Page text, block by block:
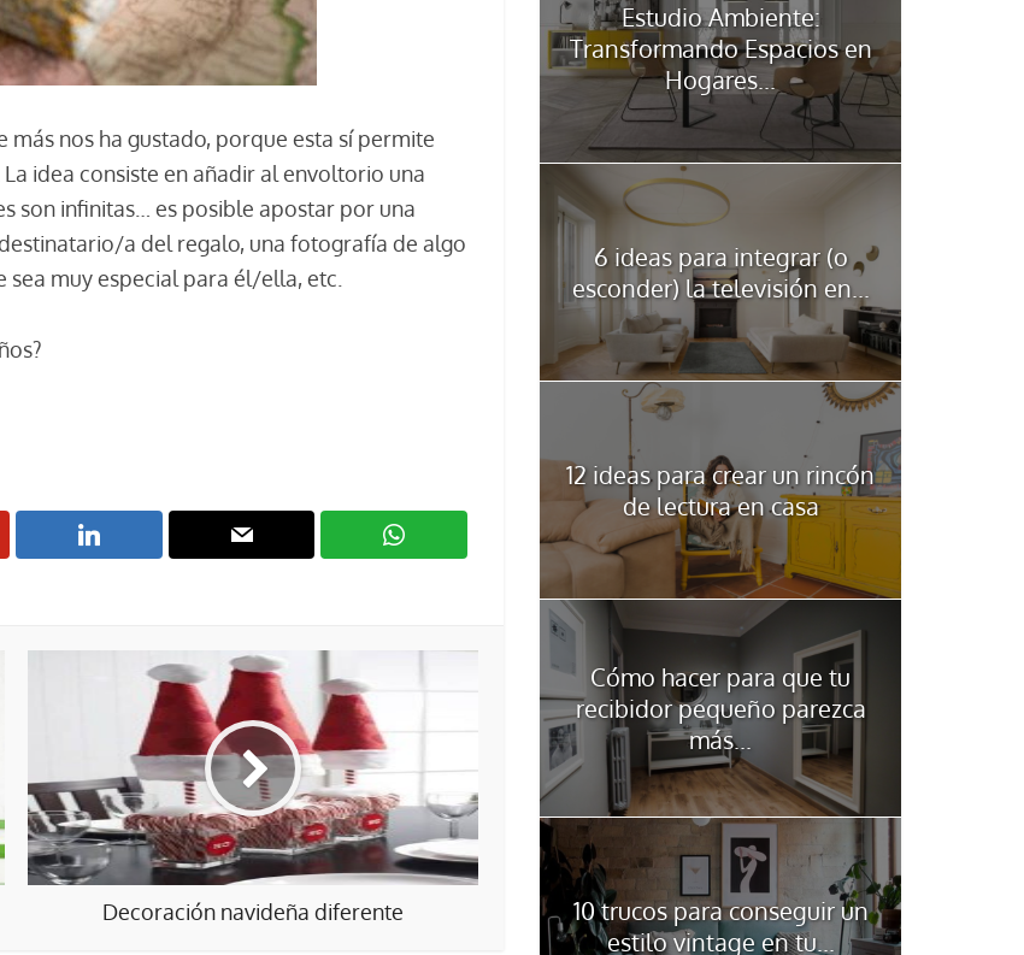
nos ha gustado, porque esta sí permite
idea consiste en añadir al envoltorio una
son infinitas… es posible apostar por una
a del regalo, una fotografía de algo
muy especial para él/ella, etc.
Decoración navideña diferente
Estudio Ambiente:
Transformando Espacios en
Hogares...
6 ideas para integrar (o
esconder) la televisión en...
12 ideas para crear un rincón
de lectura en casa
Cómo hacer para que tu
recibidor pequeño parezca
más...
10 trucos para conseguir un
estilo vintage en tu...